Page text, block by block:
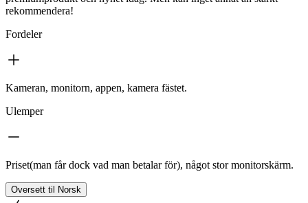
rekommendera!
Fordeler
Kameran, monitorn, appen, kamera fästet.
Ulemper
Priset(man får dock vad man betalar för), något stor monitorskärm.
Oversett til Norsk